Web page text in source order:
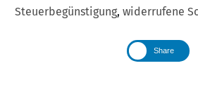
Steuerbegünstigung, widerrufene
Share